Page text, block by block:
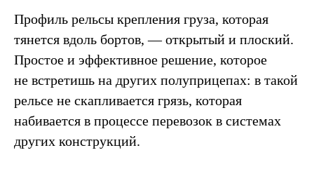
Профиль рельсы крепления груза, которая
тянется вдоль бортов, — открытый и плоский.
Простое и эффективное решение, которое
не встретишь на других полуприцепах: в такой
рельсе не скапливается грязь, которая
набивается в процессе перевозок в системах
других конструкций.